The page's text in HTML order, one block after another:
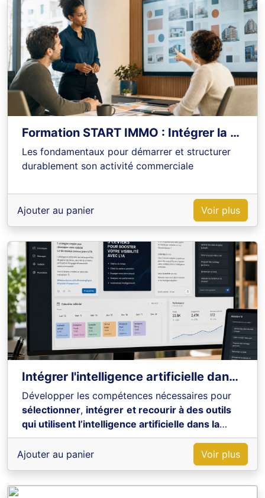
Formation START IMMO : Intégrer la démarche conseil dans le processus de vente
Les fondamentaux pour démarrer et structurer
durablement son activité commerciale
Ajouter au panier Voir plus
Intégrer l'intelligence artificielle dans la gestion des réseaux sociaux
Développer les compétences nécessaires pour
sélectionner, intégrer et recourir à des outils
qui utilisent l’intelligence artificielle dans la
gestion quotidienne des réseaux sociauxsans
bagage préalable sur ce domaine.
Ajouter au panier Voir plus